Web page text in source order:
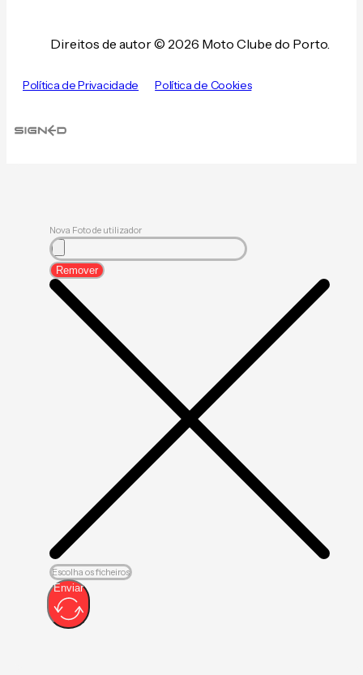
Direitos de autor © 2026 Moto Clube do Porto.
Política de Privacidade Política de Cookies
Nova Foto de utilizador
Remover
Escolha os ficheiros
Enviar